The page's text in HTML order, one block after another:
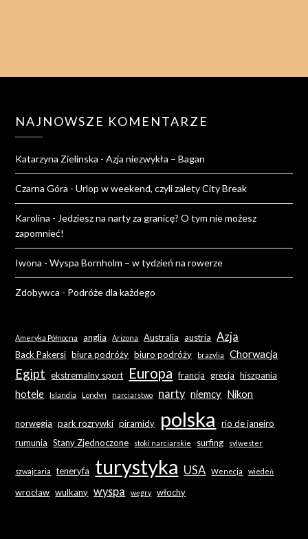
NAJNOWSZE KOMENTARZE
Katarzyna Zielinska -Azja niezwykła – Bagan
Czarna Góra -Urlop w weekend, czyli zalety City Break
Karolina - Jedziesz na narty za granicę? O tym nie możesz
zapomnieć!
Iwona -Wyspa Bornholm – w tydzień na rowerze
Zdobywca - Podróże dla każdego
Ameryka Północna anglia Arizona Australia austria Azja
Back Pakersi biura podróży biuro podróży brazylia Chorwacja
Egipt ekstremalny sport Europa francja grecja hiszpania
hotele Islandia Londyn narciarstwo narty niemcy Nikon
norwegia park rozrywki piramidy polska
rio de janeiro
rumunia Stany Zjednoczone stoki narciarskie surfing sylwester
szwajcaria teneryfa turystyka USA Wenecja wiedeń
wrocław wulkany wyspa węgry włochy